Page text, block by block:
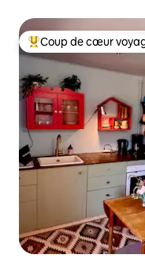
Coup de cœur
Coup de cœur